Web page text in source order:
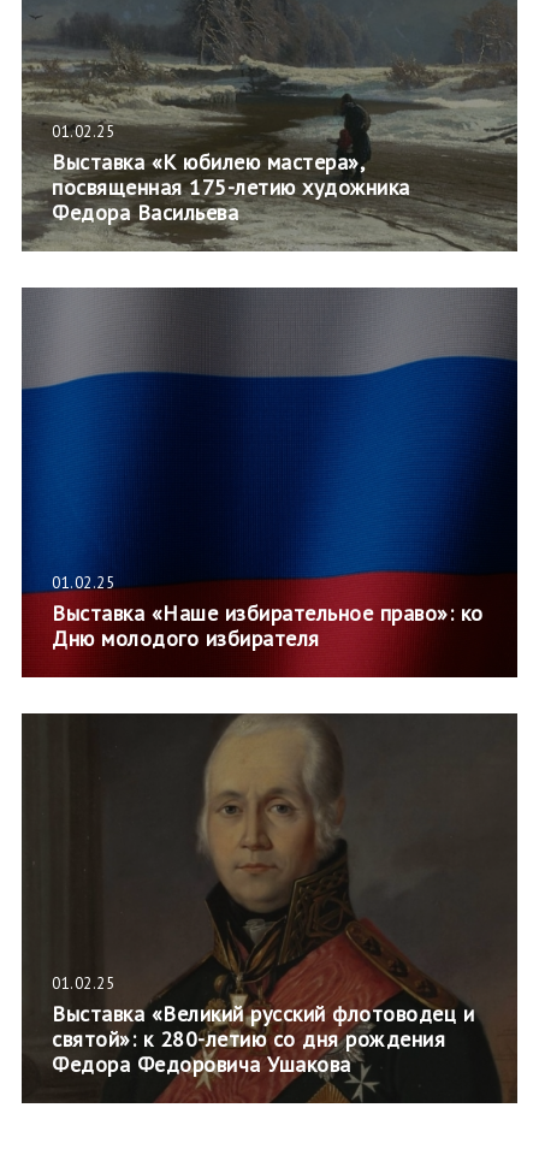
01.02.25
Выставка «К юбилею мастера»,
посвященная 175-летию художника
Федора Васильева
01.02.25
Выставка «Наше избирательное право»: ко
Дню молодого избирателя
01.02.25
Выставка «Великий русский флотоводец и
святой»: к 280-летию со дня рождения
Федора Федоровича Ушакова